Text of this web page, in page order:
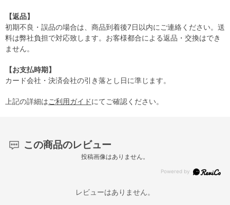
【返品】
初期不良・誤品の場合は、商品到着後7日以内にご連絡ください。送
料は弊社負担で対応致します。お客様都合による返品・交換はでき
ません。
【お支払時期】
カード会社・決済会社の引き落とし日に準じます。
上記の詳細はご利用ガイドにてご確認ください。
この商品のレビュー
投稿画像はありません。
レビューはありません。